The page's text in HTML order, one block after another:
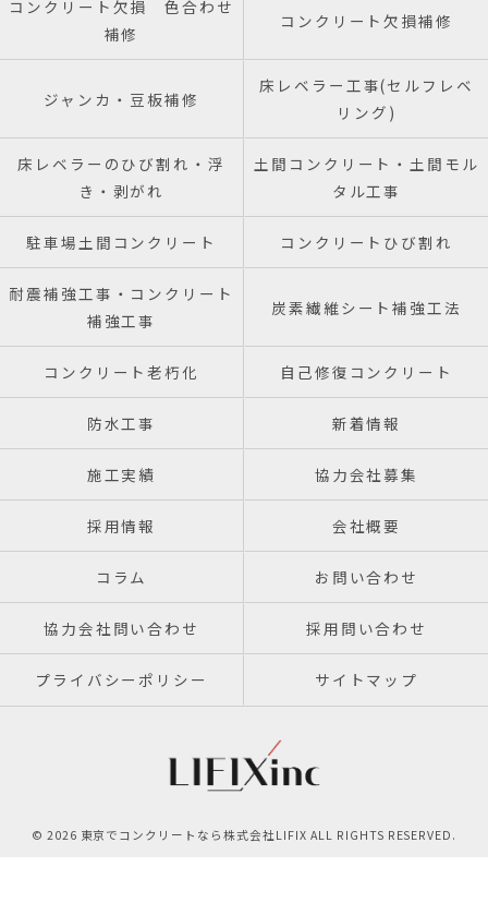
コンクリート欠損 色合わせ
補修
コンクリート欠損補修
ジャンカ・豆板補修
床レベラー工事(セルフレベ
リング)
床レベラーのひび割れ・浮
き・剥がれ
土間コンクリート・土間モル
タル工事
駐車場土間コンクリート コンクリートひび割れ
耐震補強工事・コンクリート
補強工事
炭素繊維シート補強工法
コンクリート老朽化 自己修復コンクリート
防水工事 新着情報
施工実績 協力会社募集
採用情報 会社概要
コラム お問い合わせ
協力会社問い合わせ 採用問い合わせ
プライバシーポリシー サイトマップ
© 2026 東京でコンクリートなら株式会社LIFIX ALL RIGHTS RESERVED.